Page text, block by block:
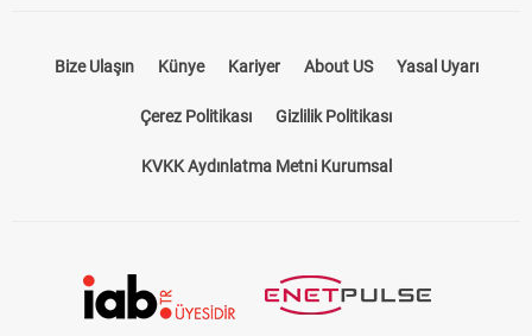
Bize Ulaşın Künye Kariyer About US Yasal Uyarı
Çerez Politikası Gizlilik Politikası
KVKK Aydınlatma Metni Kurumsal